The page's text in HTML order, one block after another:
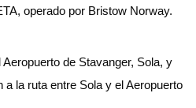
operado por Bristow Norway.
de Stavanger, Sola, y
la ruta entre Sola y el Aeropuerto